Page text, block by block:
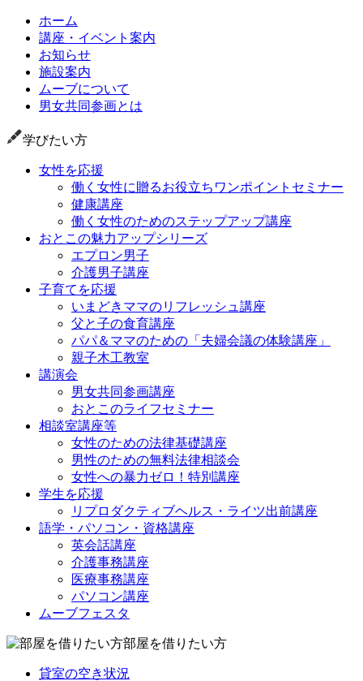
ホーム
講座・イベント案内
お知らせ
施設案内
ムーブについて
男女共同参画とは
学びたい方
女性を応援
働く女性に贈るお役立ちワンポイントセミナー
健康講座
働く女性のためのステップアップ講座
おとこの魅力アップシリーズ
エプロン男子
介護男子講座
子育てを応援
いまどきママのリフレッシュ講座
父と子の食育講座
パパ＆ママのための「夫婦会議の体験講座」
親子木工教室
講演会
男女共同参画講座
おとこのライフセミナー
相談室講座等
女性のための法律基礎講座
男性のための無料法律相談会
女性への暴力ゼロ！特別講座
学生を応援
リプロダクティブヘルス・ライツ出前講座
語学・パソコン・資格講座
英会話講座
介護事務講座
医療事務講座
パソコン講座
ムーブフェスタ
部屋を借りたい方
貸室の空き状況